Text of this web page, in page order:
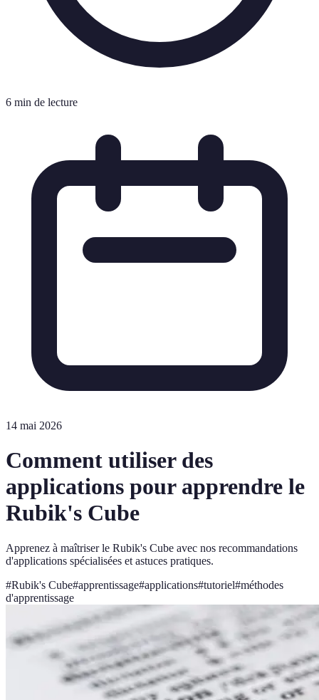
6 min de lecture
14 mai 2026
Comment utiliser des
applications pour apprendre le
Rubik's Cube
Apprenez à maîtriser le Rubik's Cube avec nos recommandations
d'applications spécialisées et astuces pratiques.
#Rubik's Cube#apprentissage#applications#tutoriel#méthodes
d'apprentissage